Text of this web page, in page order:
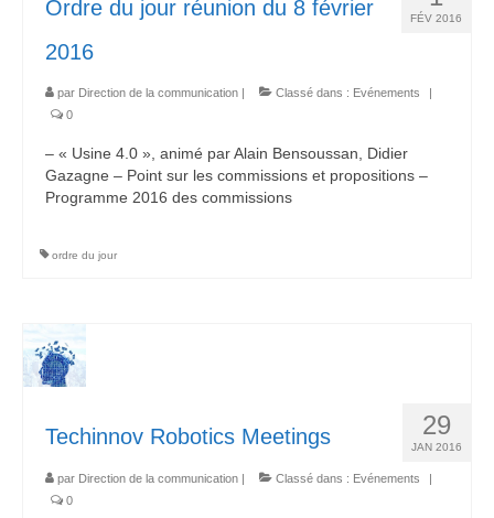
FÉV 2016
Ordre du jour réunion du 8 février
2016
par Direction de la communication Classé dans : Evénements
0
– « Usine 4.0 », animé par Alain Bensoussan, Didier
Gazagne – Point sur les commissions et propositions –
Programme 2016 des commissions
ordre du jour
29
JAN 2016
Techinnov Robotics Meetings
par Direction de la communication | Classé dans : Evénements
|
0